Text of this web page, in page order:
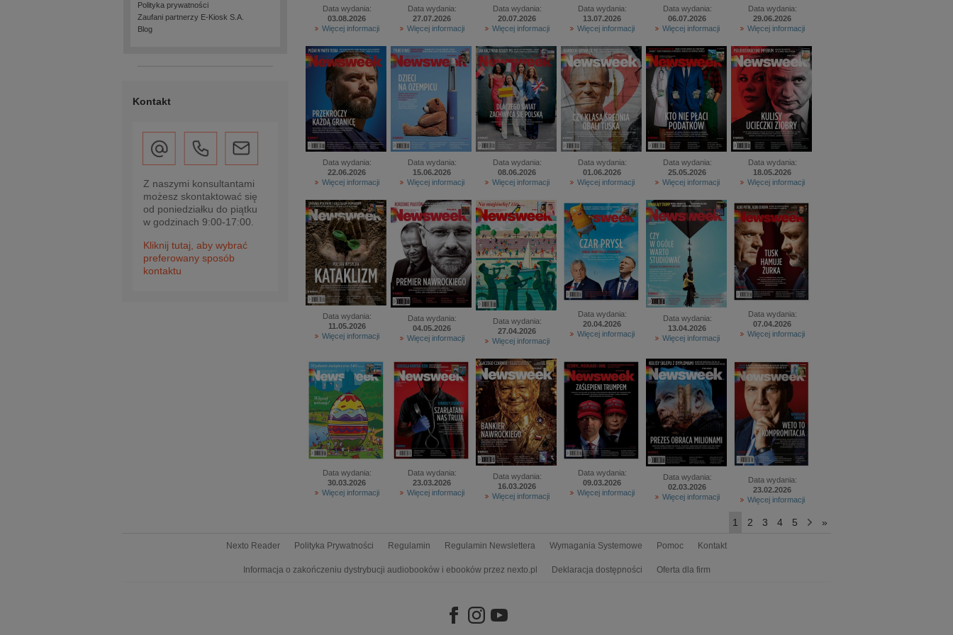
Data wydania:
03.08.2026
Więcej informacji
Data wydania:
27.07.2026
Więcej informacji
Data wydania:
20.07.2026
Więcej informacji
Data wydania:
13.07.2026
Więcej informacji
Data wydania:
06.07.2026
Więcej informacji
Data wydania:
29.06.2026
Więcej informacji
Data wydania:
22.06.2026
Więcej informacji
Data wydania:
15.06.2026
Więcej informacji
Data wydania:
08.06.2026
Więcej informacji
Data wydania:
01.06.2026
Więcej informacji
Data wydania:
25.05.2026
Więcej informacji
Data wydania:
18.05.2026
Więcej informacji
Data wydania:
11.05.2026
Więcej informacji
Data wydania:
04.05.2026
Więcej informacji
Data wydania:
27.04.2026
Więcej informacji
Data wydania:
20.04.2026
Więcej informacji
Data wydania:
13.04.2026
Więcej informacji
Data wydania:
07.04.2026
Więcej informacji
Data wydania:
30.03.2026
Więcej informacji
Data wydania:
23.03.2026
Więcej informacji
Data wydania:
16.03.2026
Więcej informacji
Data wydania:
09.03.2026
Więcej informacji
Data wydania:
02.03.2026
Więcej informacji
Data wydania:
23.02.2026
Więcej informacji
1 2 3 4 5 > »
Polityka prywatności
Zaufani partnerzy E-Kiosk S.A.
Blog
Kontakt
Z naszymi konsultantami
możesz skontaktować się
od poniedziałku do piątku
w godzinach 9:00-17:00.
Kliknij tutaj, aby wybrać
preferowany sposób
kontaktu
Nexto Reader Polityka Prywatności Regulamin Regulamin Newslettera Wymagania Systemowe Pomoc Kontakt
Informacja o zakończeniu dystrybucji audiobooków i ebooków przez nexto.pl Deklaracja dostępności Oferta dla firm